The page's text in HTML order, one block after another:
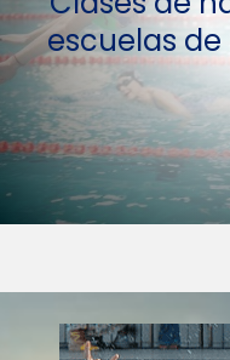
escuelas